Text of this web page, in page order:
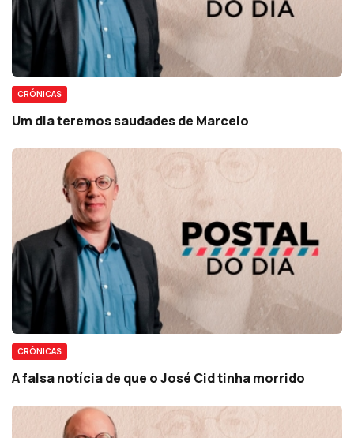
CRÓNICAS
Um dia teremos saudades de Marcelo
CRÓNICAS
A falsa notícia de que o José Cid tinha morrido